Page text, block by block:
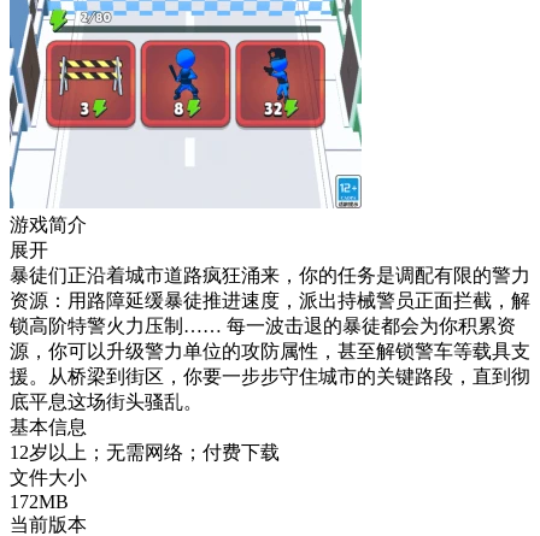
游戏简介
展开
暴徒们正沿着城市道路疯狂涌来，你的任务是调配有限的警力
资源：用路障延缓暴徒推进速度，派出持械警员正面拦截，解
锁高阶特警火力压制…… 每一波击退的暴徒都会为你积累资
源，你可以升级警力单位的攻防属性，甚至解锁警车等载具支
援。从桥梁到街区，你要一步步守住城市的关键路段，直到彻
底平息这场街头骚乱。
基本信息
12岁以上；无需网络；付费下载
文件大小
172MB
当前版本